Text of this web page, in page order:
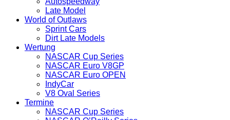
Late Model
World of Outlaws
Sprint Cars
Dirt Late Models
Wertung
NASCAR Cup Series
NASCAR Euro V8GP
NASCAR Euro OPEN
IndyCar
V8 Oval Series
Termine
NASCAR Cup Series